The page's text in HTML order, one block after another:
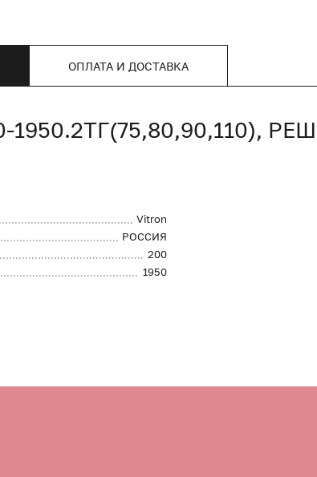
ОПЛАТА И ДОСТАВКА
1950.2ТГ(75,80,90,110),
Vitron
РОССИЯ
200
1950